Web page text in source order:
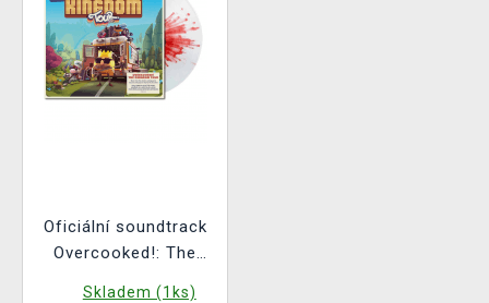
Oficiální soundtrack
Overcooked!: The
Skladem (1ks)